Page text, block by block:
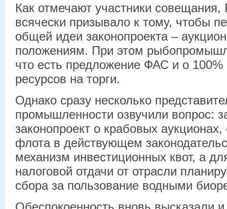
Как отмечают участники совещания,
всячески призывало к тому, чтобы
общей идеи законопроекта –
положениям. При этом
что есть предложение ФАС и о 100%
ресурсов на торги.
Однако сразу несколько
промышленности озвучили вопрос:
законопроект о крабовых
флота в действующем
механизм инвестиционных квот, а
налоговой отдачи от отрасли
сбора за пользование водными